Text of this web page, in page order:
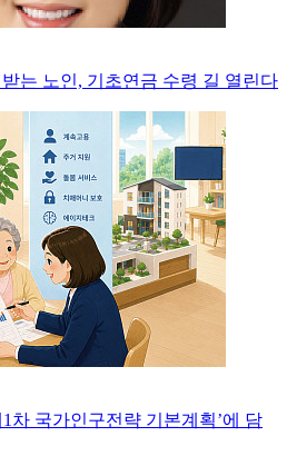
는 노인, 기초연금 수령 길 열린다
차 국가인구전략 기본계획’에 담